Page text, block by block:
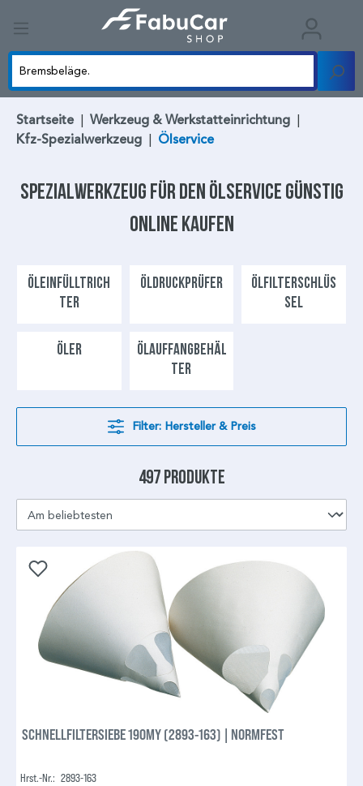
Startseite | Werkzeug & Werkstatteinrichtung |
Kfz-Spezialwerkzeug | Ölservice
Spezialwerkzeug für den Ölservice günstig
online kaufen
ÖLEINFÜLLTRICH
TER
ÖLDRUCKPRÜFER
ÖLFILTERSCHLÜS
SEL
ÖLER
ÖLAUFFANGBEHÄL
TER
Filter: Hersteller & Preis
497 Produkte
SCHNELLFILTERSIEBE 190MY (2893-163) | NORMFEST
Hrst.-Nr.: 2893-163